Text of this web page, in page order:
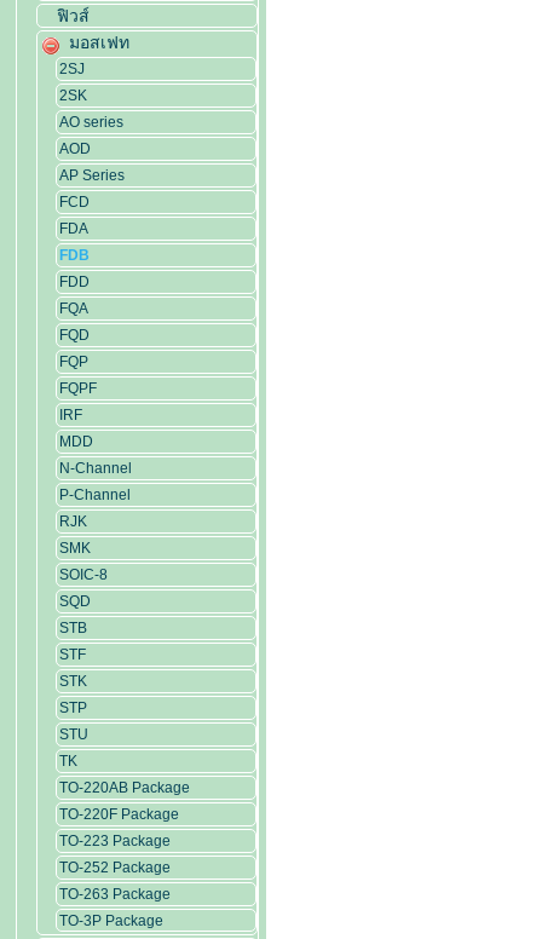
ฟิวส์
มอสเฟท
2SJ
2SK
AO series
AOD
AP Series
FCD
FDA
FDB
FDD
FQA
FQD
FQP
FQPF
IRF
MDD
N-Channel
P-Channel
RJK
SMK
SOIC-8
SQD
STB
STF
STK
STP
STU
TK
TO-220AB Package
TO-220F Package
TO-223 Package
TO-252 Package
TO-263 Package
TO-3P Package